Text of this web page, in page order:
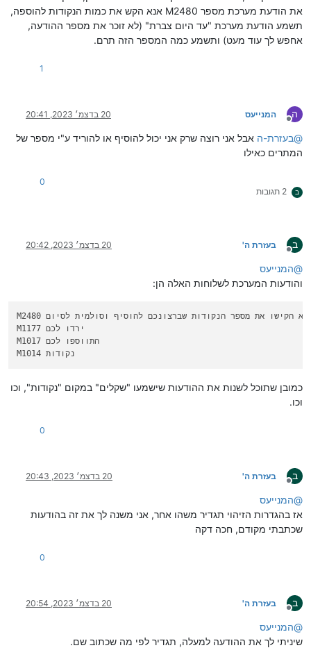
את הודעת מערכת מספר M2480 אנא הקש את כמות הנקודות להוספה,
תשמע הודעת מערכת "עד היום צברת" (לא זוכר את מספר ההודעה,
אחפש לך עוד מעט) ותשמע כמה המספר הזה תרם.
1
ה
מנותק
המנייעס 20 בדצמ׳ 2023, 20:41
@בעזרת-ה אבל אני רוצה שרק אני יכול להוסיף או להוריד ע"י מספר של
המתרים כאילו
ב 2 תגובות
0
ב
מנותק
בעזרת ה' 20 בדצמ׳ 2023, 20:42
@המנייעס
והודעות המערכת לשלוחות האלה הן:
M2480 אנא הקישו את מספר הנקודות שברצונכם להוסיף וסולמית לסיום.
M1177 ירדו לכם
M1017 התווספו לכם
כמובן שתוכל לשנות את ההודעות שישמעו "שקלים" במקום "נקודות", וכו
וכו.
0
ב
מנותק
בעזרת ה' 20 בדצמ׳ 2023, 20:43
@המנייעס
אז בהגדרות הזיהוי תגדיר משהו אחר, אני משנה לך את זה בהודעות
שכתבתי מקודם, חכה דקה
0
ב
מנותק
בעזרת ה' 20 בדצמ׳ 2023, 20:54
@המנייעס
שיניתי לך את ההודעה למעלה, תגדיר לפי מה שכתוב שם.